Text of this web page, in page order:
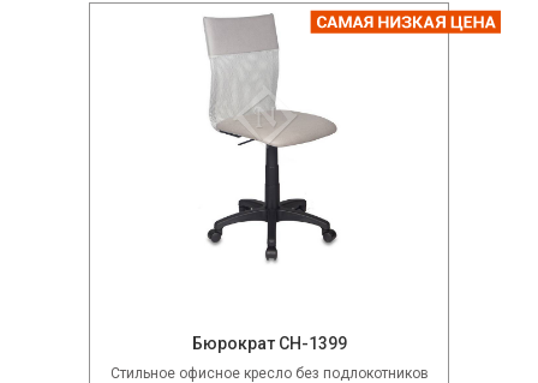
Бюрократ CH-1399
Стильное офисное кресло без подлокотников